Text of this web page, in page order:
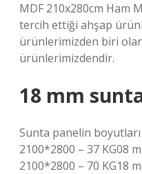
MDF 210x280cm Ham
tercih ettiği ahşap
ürünlerimizden biri
ürünlerimizdendir.
18 mm
Sunta panelin boyutları
2100*2800 – 37 KG08
2100*2800 – 70 KG18